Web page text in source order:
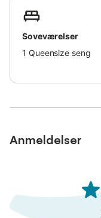
Soveværelser
1 Queensize seng
Anmeldelser